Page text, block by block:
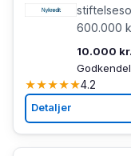
600.000
10.000
★★★★★4.2
Detaljer